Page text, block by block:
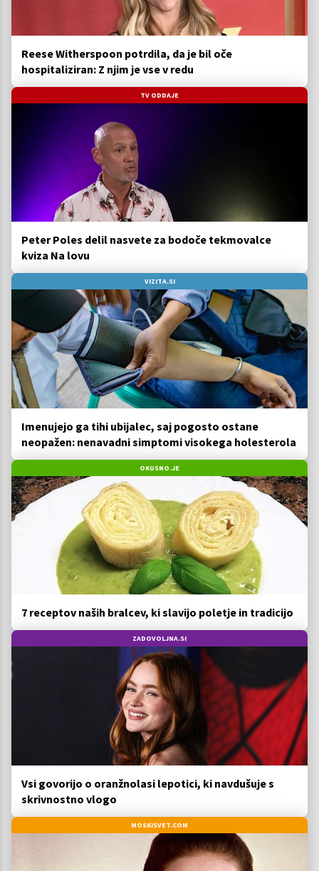
Reese Witherspoon potrdila, da je bil oče
hospitaliziran: Z njim je vse v redu
TV ODDAJE
Peter Poles delil nasvete za bodoče tekmovalce
kviza Na lovu
VIZITA.SI
Imenujejo ga tihi ubijalec, saj pogosto ostane
neopažen: nenavadni simptomi visokega holesterola
OKUSNO.JE
7 receptov naših bralcev, ki slavijo poletje in tradicijo
ZADOVOLJNA.SI
Vsi govorijo o oranžnolasi lepotici, ki navdušuje s
skrivnostno vlogo
MOSKISVET.COM